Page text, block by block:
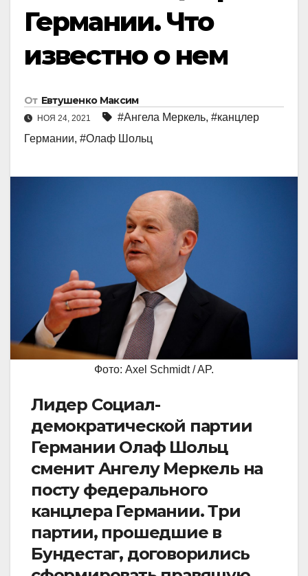
Германии. Что
известно о нем
От Евтушенко Максим
НОЯ 24, 2021 #Ангела Меркель, #канцлер
Германии, #Олаф Шольц
Фото: Axel Schmidt / AP.
Лидер Социал-
демократической партии
Германии Олаф Шольц
сменит Ангелу Меркель на
посту федерального
канцлера Германии. Три
партии, прошедшие в
Бундестаг, договорились